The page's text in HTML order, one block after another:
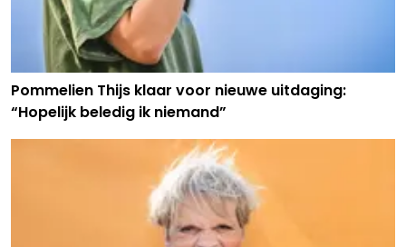
Pommelien Thijs klaar voor nieuwe uitdaging:
“Hopelijk beledig ik niemand”